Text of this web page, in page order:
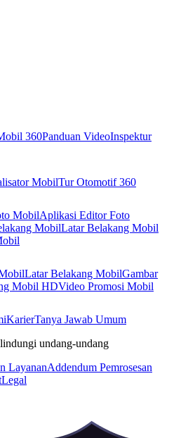
360Panduan VideoInspektur
MobilTur Otomotif 360
MobilAplikasi Editor Foto
MobilLatar Belakang Mobil
Latar Belakang MobilGambar
Mobil HDVideo Promosi Mobil
KarierTanya Jawab Umum
undang-undang
LayananAddendum Pemrosesan
Legal